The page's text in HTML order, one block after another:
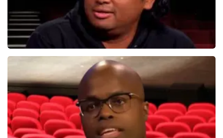
Daniel Arends
878+ reviews
BEKIJKEN